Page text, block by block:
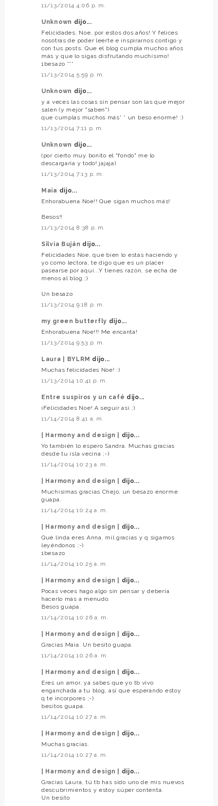
11/13/2014 4:06 p. m.
Unknown dijo...
Felicidades, Noe, por estos dos años! Y felices
nosotras de poder leerte e inspirarnos contigo y
con tus posts. Que el blog cumpla muchos años
más y que lo sigas disfrutando muchísimo!
1besazo ***
11/13/2014 5:59 p. m.
Unknown dijo...
y a veces las cosas sin pensar son las que mejor
salen (y mejor "saben")
que cumplas muchos más* * un beso enorme! :)
11/13/2014 7:11 p. m.
Unknown dijo...
(por cierto muy bonito el "fondo" me lo
descargaría y todo! jajaja)
11/13/2014 7:13 p. m.
Maia dijo...
Enhorabuena Noe!! Que sigan muchos más!
Besos!!
11/13/2014 8:38 p. m.
Silvia Buján dijo...
Felicidades Noe, que bien lo estás haciendo y
yo como lectora, te digo que es un placer
pasearse por aquí...Y tienes razón, se echa de
menos al blog ;)
Un besazo
11/13/2014 9:18 p. m.
my green butterfly dijo...
Enhorabuena Noe!!! Me encanta!
11/13/2014 9:53 p. m.
Laura | BYLRM dijo...
Muchas felicidades Noe! :)
11/13/2014 10:41 p. m.
Entre suspiros y un café dijo...
¡Felicidades Noe! A seguir así ;)
11/14/2014 8:41 a. m.
| Harmony and design |
dijo...
Yo también lo espero Sandra. Muchas gracias
desde tu isla vecina ;-)
11/14/2014 10:23 a. m.
| Harmony and design |
dijo...
Muchísimas gracias Chejo, un besazo enorme
guapa.
11/14/2014 10:24 a. m.
| Harmony and design |
dijo...
Qué linda eres Anna, mil gracias y q sigamos
leyéndonos ;-)
1besazo
11/14/2014 10:25 a. m.
| Harmony and design |
dijo...
Pocas veces hago algo sin pensar y debería
hacerlo más a menudo.
Besos guapa.
11/14/2014 10:26 a. m.
| Harmony and design |
dijo...
Gracias Maia. Un besito guapa.
11/14/2014 10:26 a. m.
| Harmony and design |
dijo...
Eres un amor, ya sabes que yo tb vivo
enganchada a tu blog, así que esperando estoy
q te incorpores ;-)
besitos guapa.
11/14/2014 10:27 a. m.
| Harmony and design |
dijo...
Muchas gracias.
11/14/2014 10:27 a. m.
| Harmony and design |
dijo...
Gracias Laura, tú tb has sido uno de mis nuevos
descubrimientos y estoy súper contenta.
Un besito